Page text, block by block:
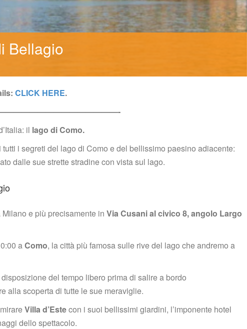
Bellagio
CLICK HERE.
il lago di Como.
i segreti del lago di Como e del bellissimo paesino adiacente:
dalle sue strette stradine con vista sul lago.
e più precisamente in Via Cusani al civico 8, angolo Largo
a Como, la città più famosa sulle rive del lago che andremo a
del tempo libero prima di salire a bordo
alla scoperta di tutte le sue meraviglie.
Villa d’Este con i suoi bellissimi giardini, l’imponente hotel
dello spettacolo.